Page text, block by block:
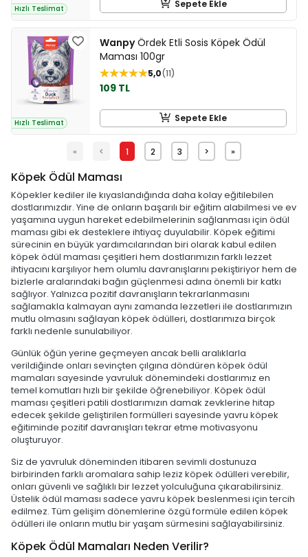
Hızlı Teslimat Sepete Ekle
Hızlı Teslimat
WanpyÖrdek Etli Sosis Köpek Ödül
Maması 100gr
5,0 11
109 TL
Sepete Ekle
« < 1 2 3 > »
Köpek Ödül Maması
Köpekler kediler ile kıyaslandığında daha kolay eğitilebilen
dostlarımızdır. Yine de onların başarılı bir eğitim alabilmesi ve ev
yaşamına uygun hareket edebilmelerinin sağlanması için ödül
maması gibi ek desteklere ihtiyaç duyulabilir. Köpek eğitimi
sürecinin en büyük yardımcılarından biri olarak kabul edilen
köpek ödül maması çeşitleri hem dostlarımızın farklı lezzet
ihtiyacını karşılıyor hem olumlu davranışlarını pekiştiriyor hem de
bizlerle aralarındaki bağın güçlenmesi adına önemli bir katkı
sağlıyor. Yalnızca pozitif davranışların tekrarlanmasını
sağlamakla kalmayan aynı zamanda lezzetleri ile dostlarımızın
mutlu olmasını sağlayan köpek ödülleri, dostlarımıza birçok
farklı nedenle sunulabiliyor.
Günlük öğün yerine geçmeyen ancak belli aralıklarla
verildiğinde onları sevinçten çılgına döndüren köpek ödül
mamaları sayesinde yavruluk dönemindeki dostlarımız en
temel komutları hızlı bir şekilde öğrenebiliyor. Köpek ödül
maması çeşitleri patili dostlarımızın damak zevklerine hitap
edecek şekilde geliştirilen formülleri sayesinde yavru köpek
eğitiminde pozitif davranışları tekrar etme motivasyonu
oluşturuyor.
Siz de yavruluk döneminden itibaren sevimli dostunuza
birbirinden farklı aromalara sahip leziz köpek ödülleri verebilir,
onları güvenli ve sağlıklı bir lezzet yolculuğuna çıkarabilirsiniz.
Üstelik ödül maması sadece yavru köpek beslenmesi için tercih
edilmez. Tüm gelişim dönemlerine özgü formüle edilen köpek
ödülleri ile onların mutlu bir yaşam sürmesini sağlayabilirsiniz.
Köpek Ödül Mamaları Neden Verilir?